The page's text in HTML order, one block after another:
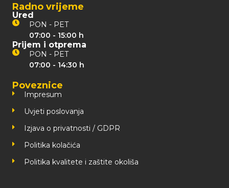
Radno vrijeme
Ured
PON - PET
07:00 - 15:00 h
Prijem i otprema
PON - PET
07:00 - 14:30 h
Poveznice
Impresum
Uvjeti poslovanja
Izjava o privatnosti / GDPR
Politika kolačića
Politika kvalitete i zaštite okoliša